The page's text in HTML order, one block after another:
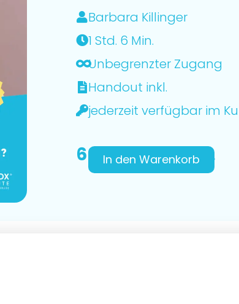
Barbara Killinger
1 Std. 6 Min.
Unbegrenzter Zugang
Handout inkl.
jederzeit verfügbar im
66,00€ inkl. MwSt.
In den Warenkorb